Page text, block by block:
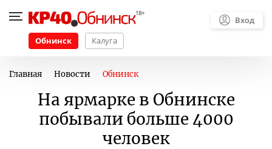
Обнинск Калуга
Вход
Главная Новости Обнинск
На ярмарке в Обнинске
побывали больше 4000
человек